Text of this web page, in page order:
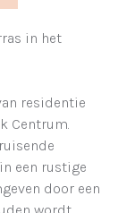
in het
residentie
Centrum.
een rustige
door een